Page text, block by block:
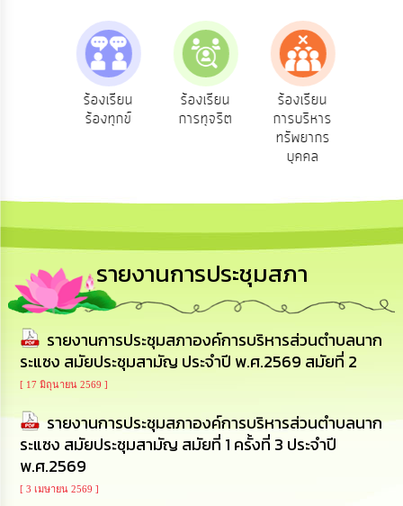
ยุทธศาสตร์/
ทรัพยากร
การ
บริหาร
งาน
การ
ส่ง
เสริม
ความ
โปร่งใส
การ
จัด
ซื้อ
ร้องเรียน
ร้องทุกข์
ร้องเรียน
การทุจริต
ร้องเรียน
การบริหาร
ทรัพยากร
บุคคล
รายงานการประชุมสภา
รายงานการประชุมสภาองค์การบริหารส่วนตำบลนาก
ระแซง สมัยประชุมสามัญ ประจำปี พ.ศ.2569 สมัยที่ 2
[ 17 มิถุนายน 2569 ]
รายงานการประชุมสภาองค์การบริหารส่วนตำบลนาก
ระแซง สมัยประชุมสามัญ สมัยที่ 1 ครั้งที่ 3 ประจำปี
พ.ศ.2569
[ 3 เมษายน 2569 ]